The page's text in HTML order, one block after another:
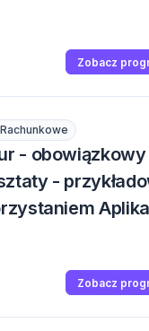
Zobacz
- obowiązkowy
-
Zobacz